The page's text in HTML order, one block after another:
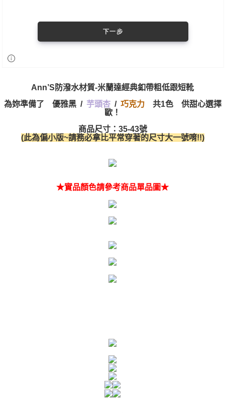
Ann’S防潑水材質-米蘭達經典釦帶粗低跟短靴
為妳準備了 優雅黑 / 芋頭杏 / 巧克力
共1色 供甜心選擇
歐！
商品尺寸：35-43號
(此為偏小版~請務必拿比平常穿著的尺寸大一號唷!!)
★實品顏色請參考商品單品圖★